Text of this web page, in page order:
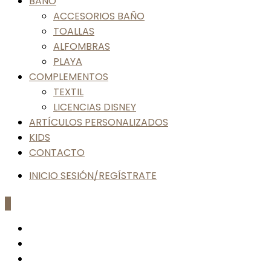
ACCESORIOS BAÑO
TOALLAS
ALFOMBRAS
PLAYA
COMPLEMENTOS
TEXTIL
LICENCIAS DISNEY
ARTÍCULOS PERSONALIZADOS
KIDS
CONTACTO
INICIO SESIÓN/REGÍSTRATE